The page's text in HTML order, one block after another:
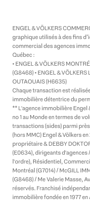
ENGEL & VÖLKERS
graphique utilisés à des fins
commercial des agences
Québec :
• ENGEL & VÖLKERS
(G8468) • ENGEL & VÖLKERS
OUTAOUAIS (H6635)
Chaque transaction est
immobilière détentrice du
** L'agence immobilière
no 1 au Monde en termes de
transactions (sides) parmi
(hors MMC) Engel & Völkers
propriétaire & DEBBY
(E0634), dirigeants
l'ordre), Résidentiel,
Montréal (G7014) / McGILL
(G8468) / Me Valerie Masse,
réservés. Franchisé
immobilière fondée en 1977 en